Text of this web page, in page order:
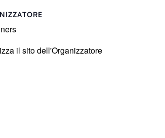
il sito dell'Organizzatore